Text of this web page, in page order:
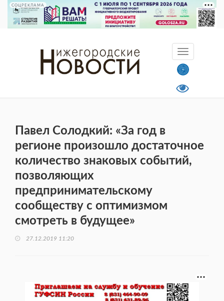
СОЦРЕКЛАМА
Павел Солодкий: «За год в
регионе произошло достаточное
количество знаковых событий,
позволяющих
предпринимательскому
сообществу с оптимизмом
смотреть в будущее»
27.12.2019 11:20